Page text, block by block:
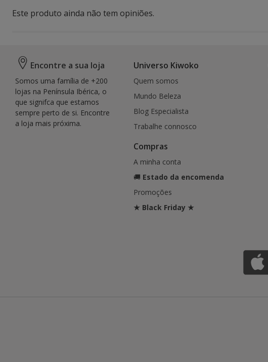
Este produto ainda não tem opiniões.
Encontre a sua loja
Somos uma família de +200
lojas na Península Ibérica, o
que signifca que estamos
sempre perto de si. Encontre
a loja mais próxima.
Universo Kiwoko
Quem somos
Mundo Beleza
Blog Especialista
Trabalhe connosco
Compras
A minha conta
🚚 Estado da encomenda
Promoções
★ Black Friday ★